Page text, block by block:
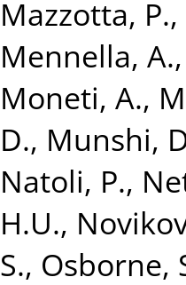
Mazzotta, P.,
Mennella, A.,
Moneti, A.,
D., Munshi,
Natoli, P.,
H.U.,
S., Osborne,